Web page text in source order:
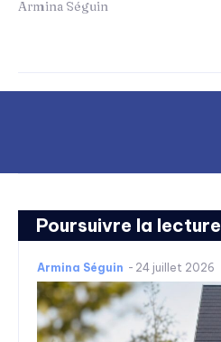
Armina Séguin
Poursuivre la lecture
Armina Séguin - 24 juillet 2026